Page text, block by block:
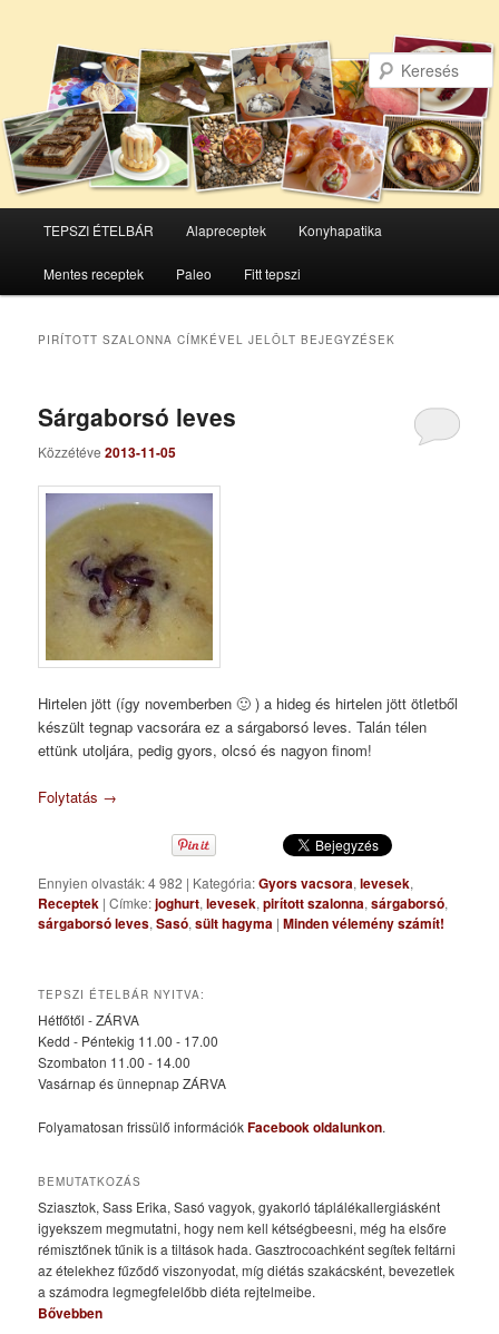
Tovább
az
elsődleges
Tovább
a
másodlagos
TEPSZI ÉTELBÁR Alapreceptek Konyhapatika
Mentes receptek Paleo Fitt tepszi
PIRÍTOTT SZALONNA CÍMKÉVEL JELÖLT BEJEGYZÉSEK
Sárgaborsó leves
Közzétéve2013-11-05
Hirtelen jött (így novemberben 🙂 ) a hideg és hirtelen jött ötletből
készült tegnap vacsorára ez a sárgaborsó leves. Talán télen
ettünk utoljára, pedig gyors, olcsó és nagyon finom!
Folytatás →
Ennyien olvasták: 4 982 | Kategória:Gyors vacsora,levesek,
Receptek |Címke:joghurt,levesek,pirított szalonna,sárgaborsó,
sárgaborsó leves,Sasó,sült hagyma |Minden vélemény számít!
TEPSZI ÉTELBÁR NYITVA:
Hétfőtől - ZÁRVA
Kedd - Péntekig 11.00 - 17.00
Szombaton 11.00 - 14.00
Vasárnap és ünnepnap ZÁRVA
Folyamatosan frissülő információkFacebook oldalunkon.
BEMUTATKOZÁS
Sziasztok, Sass Erika, Sasó vagyok, gyakorló táplálékallergiásként
igyekszem megmutatni, hogy nem kell kétségbeesni, még ha elsőre
rémisztőnek tűnik is a tiltások hada. Gasztrocoachként segítek feltárni
az ételekhez fűződő viszonyodat, míg diétás szakácsként, bevezetlek
a számodra legmegfelelőbb diéta rejtelmeibe.
Bővebben